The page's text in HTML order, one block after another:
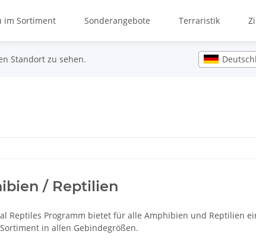
im Sortiment Sonderangebote Terraristik
Standort zu sehen.
/ Reptilien
Reptiles Programm bietet für alle Amphibien und Reptilien
in allen Gebindegrößen.